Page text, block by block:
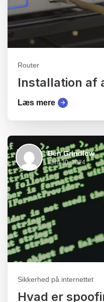
Router
Installation af
Læs mere
Ben Grindlow
april 30, 2024
Sikkerhed på internettet
Hvad er